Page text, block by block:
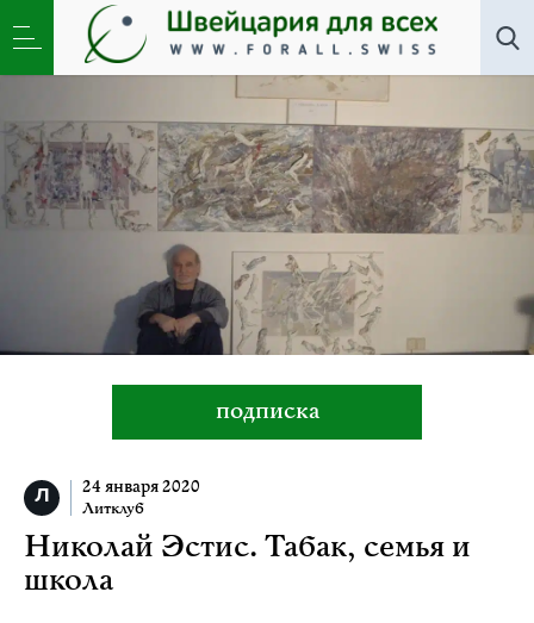
Литклуб » Николай Эстис. Табак, семья и школа
подписка
24 января 2020
Литклуб
Николай Эстис. Табак, семья и
школа